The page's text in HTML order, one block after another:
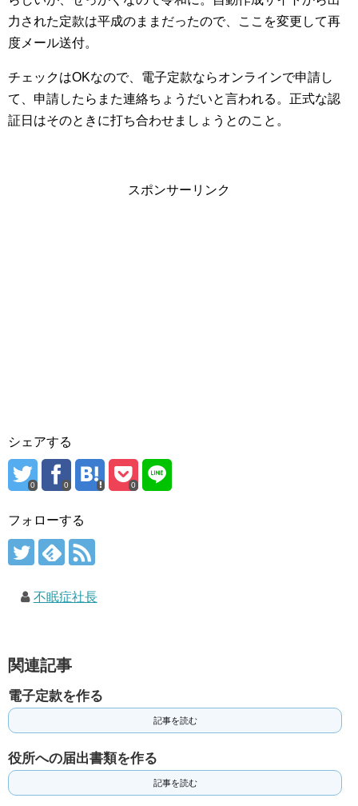
力された定款は平成のままだったので、ここを変更して再
度メール送付。
チェックはOKなので、電子定款ならオンラインで申請し
て、申請したらまた連絡ちょうだいと言われる。正式な認
証日はそのときに打ち合わせましょうとのこと。
スポンサーリンク
シェアする
0 0 0
フォローする
不眠症社長
関連記事
電子定款を作る
記事を読む
役所への届出書類を作る
記事を読む